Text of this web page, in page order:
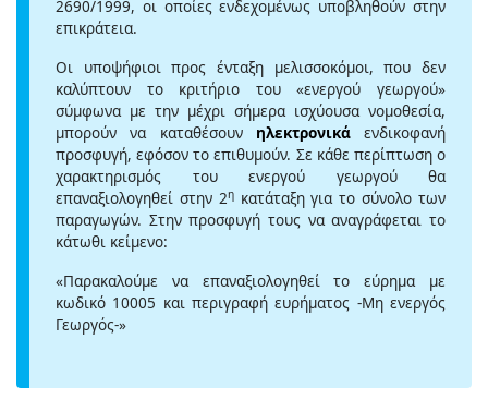
2690/1999, οι οποίες ενδεχομένως υποβληθούν στην
επικράτεια.
Οι υποψήφιοι προς ένταξη μελισσοκόμοι, που δεν
καλύπτουν το κριτήριο του «ενεργού γεωργού»
σύμφωνα με την μέχρι σήμερα ισχύουσα νομοθεσία,
μπορούν να καταθέσουν ηλεκτρονικάενδικοφανή
προσφυγή, εφόσον το επιθυμούν. Σε κάθε περίπτωση ο
χαρακτηρισμός του ενεργού γεωργού θα
επαναξιολογηθεί στην 2ηκατάταξη για το σύνολο των
παραγωγών. Στην προσφυγή τους να αναγράφεται το
κάτωθι κείμενο:
«Παρακαλούμε να επαναξιολογηθεί το εύρημα με
κωδικό 10005 και περιγραφή ευρήματος -Μη ενεργός
Γεωργός-»